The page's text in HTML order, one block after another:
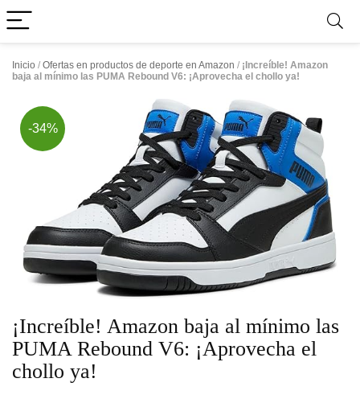
Inicio / Ofertas en productos de deporte en Amazon / ¡Increíble! Amazon
baja al mínimo las PUMA Rebound V6: ¡Aprovecha el chollo ya!
-34%
¡Increíble! Amazon baja al mínimo las
PUMA Rebound V6: ¡Aprovecha el
chollo ya!